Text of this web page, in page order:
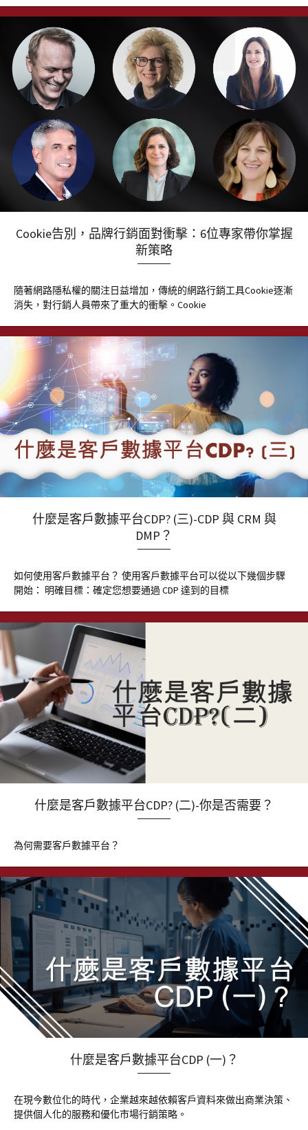
Cookie告別，品牌行銷面對衝擊：6位專家帶你掌握
新策略
隨著網路隱私權的關注日益增加，傳統的網路行銷工具Cookie逐漸
消失，對行銷人員帶來了重大的衝擊。Cookie
什麼是客戶數據平台CDP? (三)-CDP 與 CRM 與
DMP？
如何使用客戶數據平台？ 使用客戶數據平台可以從以下幾個步驟
開始： 明確目標：確定您想要通過 CDP 達到的目標
什麼是客戶數據平台CDP? (二)-你是否需要？
為何需要客戶數據平台？
什麼是客戶數據平台CDP (一)？
在現今數位化的時代，企業越來越依賴客戶資料來做出商業決策、
提供個人化的服務和優化市場行銷策略。